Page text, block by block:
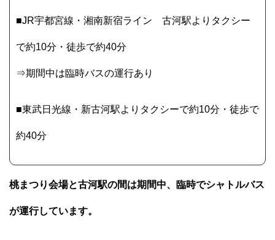
■JR宇都宮線・湘南新宿ライン 古河駅よりタクシー
で約10分・徒歩で約40分
⇒期間中は臨時バスの運行あり
■東武日光線・新古河駅よりタクシーで約10分・徒歩で
約40分
桃まつり会場と古河駅の間は期間中、臨時でシャトルバス
が運行しています。